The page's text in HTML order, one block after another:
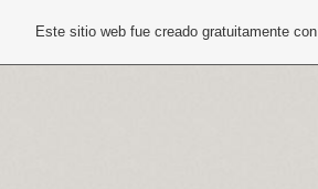
Este sitio web fue creado gratuitamente con